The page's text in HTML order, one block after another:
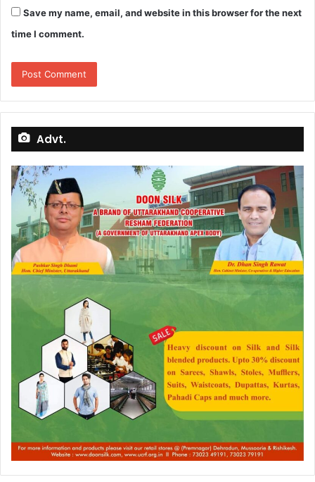
Save my name, email, and website in this browser for the next
time I comment.
Advt.